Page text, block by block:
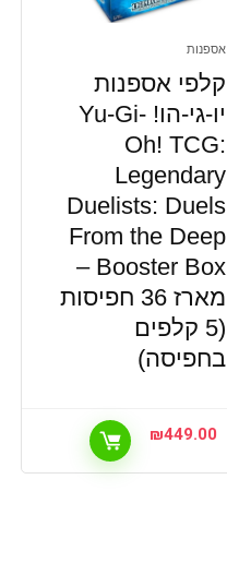
אספנות
קלפי אספנות
יו-גי-הו! Yu-Gi-
Oh! TCG:
Legendary
Duelists: Duels
From the Deep
Booster Box –
מארז 36 חפיסות
(5 קלפים
בחפיסה)
₪449.00